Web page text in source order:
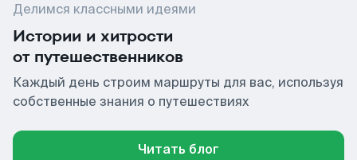
Делимся классными идеями
Истории и хитрости
от путешественников
Каждый день строим маршруты для вас, используя
собственные знания о путешествиях
Читать блог